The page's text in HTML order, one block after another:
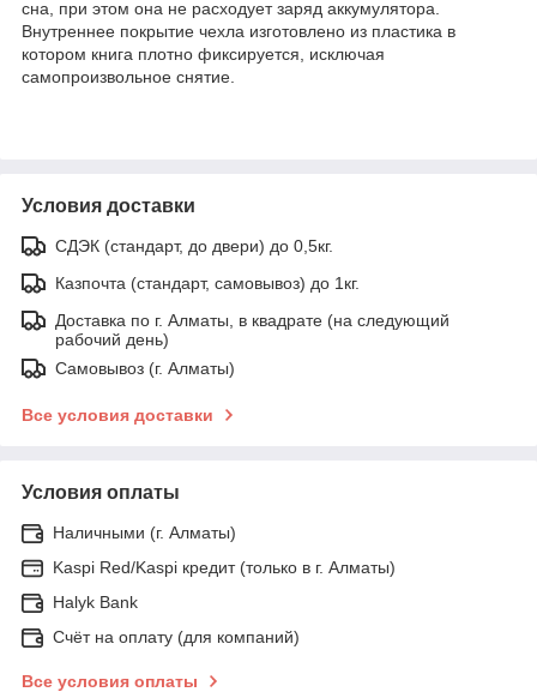
сна, при этом она не расходует заряд аккумулятора.
Внутреннее покрытие чехла изготовлено из пластика в
котором книга плотно фиксируется, исключая
самопроизвольное снятие.
Условия доставки
СДЭК (стандарт, до двери) до 0,5кг.
Казпочта (стандарт, самовывоз) до 1кг.
Доставка по г. Алматы, в квадрате (на следующий
рабочий день)
Самовывоз (г. Алматы)
Все условия доставки
Условия оплаты
Наличными (г. Алматы)
Kaspi Red/Kaspi кредит (только в г. Алматы)
Halyk Bank
Счёт на оплату (для компаний)
Все условия оплаты